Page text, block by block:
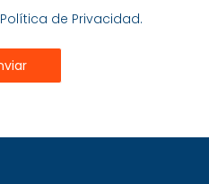
Política de Privacidad.